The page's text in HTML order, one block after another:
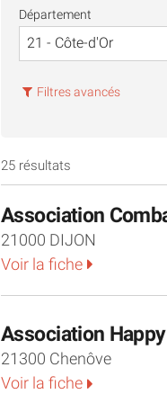
Ces structures
dessous, découvrez
grâce au Fonds Saint-
Si vous ne trouvez
Département
Filtres avancés
25 résultats
Association
21000 DIJON
Voir la fiche
Association
21300 Chenôve
Voir la fiche